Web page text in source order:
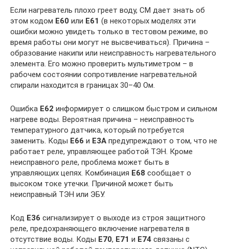
Если нагреватель плохо греет воду, СМ дает знать об
этом кодом E60 или E61 (в некоторых моделях эти
ошибки можно увидеть только в тестовом режиме, во
время работы они могут не высвечиваться). Причина –
образование накипи или неисправность нагревательного
элемента. Его можно проверить мультиметром – в
рабочем состоянии сопротивление нагревательной
спирали находится в границах 30–40 Ом.
Ошибка E62 информирует о слишком быстром и сильном
нагреве воды. Вероятная причина – неисправность
температурного датчика, который потребуется
заменить. Коды E66 и E3A предупреждают о том, что не
работает реле, управляющее работой ТЭН. Кроме
неисправного реле, проблема может быть в
управляющих цепях. Комбинация E68 сообщает о
высоком токе утечки. Причиной может быть
неисправный ТЭН или ЭБУ.
Код E36 сигнализирует о выходе из строя защитного
реле, предохраняющего включение нагревателя в
отсутствие воды. Коды E70, E71 и E74 связаны с